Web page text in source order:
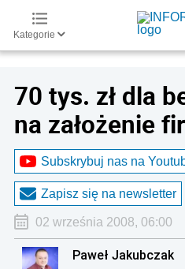
Kategorie
70 tys. zł dla
na założenie
Subskrybuj nas na
Zapisz się na newsletter
02 września 2008, 06:00
Paweł Jakubczak